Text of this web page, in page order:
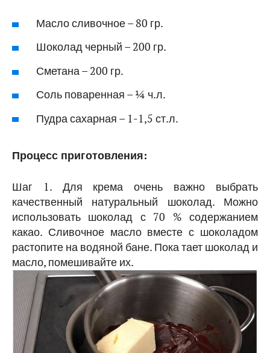
Масло сливочное – 80 гр.
Шоколад черный – 200 гр.
Сметана – 200 гр.
Соль поваренная – ¼ ч.л.
Пудра сахарная – 1-1,5 ст.л.
Процесс приготовления:
Шаг 1. Для крема очень важно выбрать
качественный натуральный шоколад. Можно
использовать шоколад с 70 % содержанием
какао. Сливочное масло вместе с шоколадом
растопите на водяной бане. Пока тает шоколад и
масло, помешивайте их.